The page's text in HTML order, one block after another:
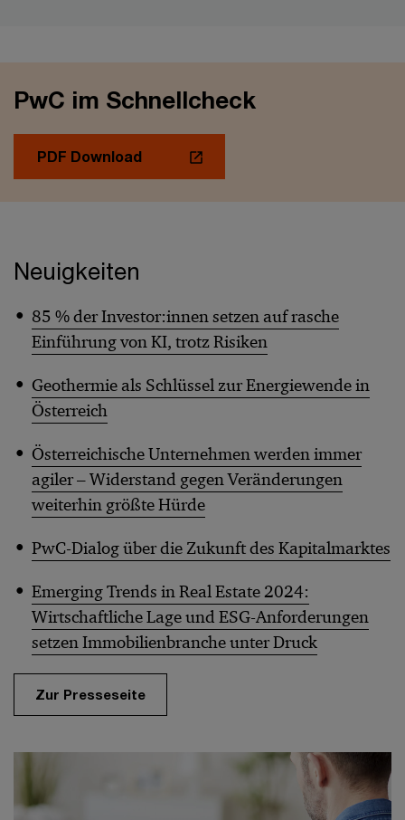
PwC im Schnellcheck
PDF Download
Neuigkeiten
85 % der Investor:innen setzen auf rasche
Einführung von KI, trotz Risiken
Geothermie als Schlüssel zur Energiewende in
Österreich
Österreichische Unternehmen werden immer
agiler – Widerstand gegen Veränderungen
weiterhin größte Hürde
PwC-Dialog über die Zukunft des Kapitalmarktes
Emerging Trends in Real Estate 2024:
Wirtschaftliche Lage und ESG-Anforderungen
setzen Immobilienbranche unter Druck
Zur Presseseite